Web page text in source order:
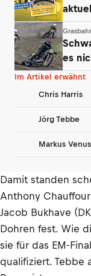
es
Im Artikel erwähnt
Chris Harris
Jörg Tebbe
Markus Venus
Damit standen
Anthony
Jacob Bukhave
Dohren fest. Wie
sie für das EM-
qualifiziert. Tebbe